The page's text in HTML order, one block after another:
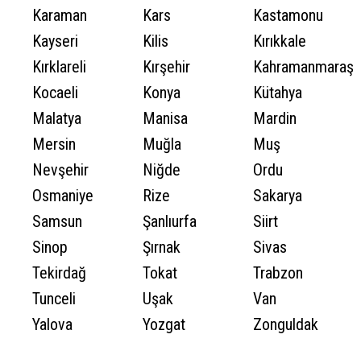
Karaman
Kars
Kastamonu
Kayseri
Kilis
Kırıkkale
Kırklareli
Kırşehir
Kahramanmaraş
Kocaeli
Konya
Kütahya
Malatya
Manisa
Mardin
Mersin
Muğla
Muş
Nevşehir
Niğde
Ordu
Osmaniye
Rize
Sakarya
Samsun
Şanlıurfa
Siirt
Sinop
Şırnak
Sivas
Tekirdağ
Tokat
Trabzon
Tunceli
Uşak
Van
Yalova
Yozgat Zonguldak